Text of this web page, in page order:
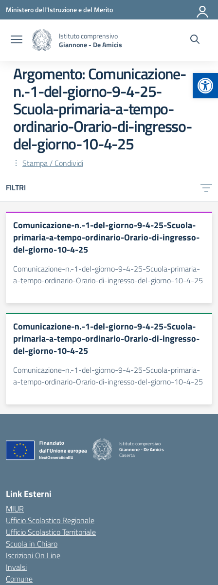
Vai ai contenuti
Vai al menu di navigazione
Vai al footer
Ministero dell'Istruzione e del Merito
Istituto comprensivo
Giannone - De Amicis
Argomento: Comunicazione-
n.-1-del-giorno-9-4-25-
Scuola-primaria-a-tempo-
ordinario-Orario-di-ingresso-
del-giorno-10-4-25
Stampa / Condividi
FILTRI
Comunicazione-n.-1-del-giorno-9-4-25-Scuola-
primaria-a-tempo-ordinario-Orario-di-ingresso-
del-giorno-10-4-25
Comunicazione-n.-1-del-giorno-9-4-25-Scuola-primaria-
a-tempo-ordinario-Orario-di-ingresso-del-giorno-10-4-25
Comunicazione-n.-1-del-giorno-9-4-25-Scuola-
primaria-a-tempo-ordinario-Orario-di-ingresso-
del-giorno-10-4-25
Comunicazione-n.-1-del-giorno-9-4-25-Scuola-primaria-
a-tempo-ordinario-Orario-di-ingresso-del-giorno-10-4-25
Istituto comprensivo
Giannone - De Amicis
Caserta
Link Esterni
MIUR
Ufficio Scolastico Regionale
Ufficio Scolastico Territoriale
Scuola in Chiaro
Iscrizioni On Line
Invalsi
Comune